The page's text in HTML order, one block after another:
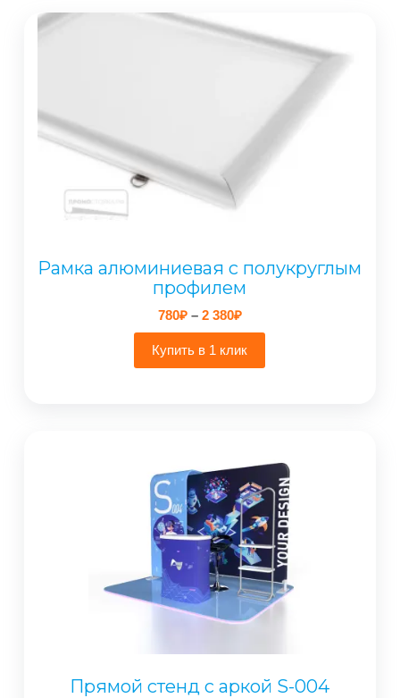
Рамка алюминиевая с полукруглым
профилем
780₽ – 2 380₽Диапазон
цен:
780₽
–
Купить в 1 клик
Прямой стенд с аркой S-004